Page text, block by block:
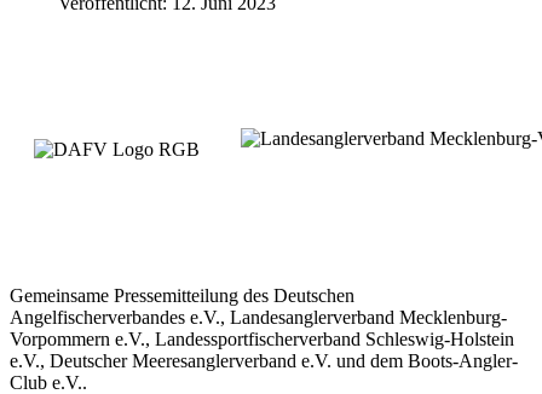
Gemeinsame Pressemitteilung des Deutschen
Angelfischerverbandes e.V., Landesanglerverband Mecklenburg-
Vorpommern e.V., Landessportfischerverband Schleswig-Holstein
e.V., Deutscher Meeresanglerverband e.V. und dem Boots-Angler-
Club e.V..